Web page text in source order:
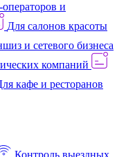
и
Для салонов красоты
и сетевого бизнеса
компаний
кафе и ресторанов
Контроль выездных